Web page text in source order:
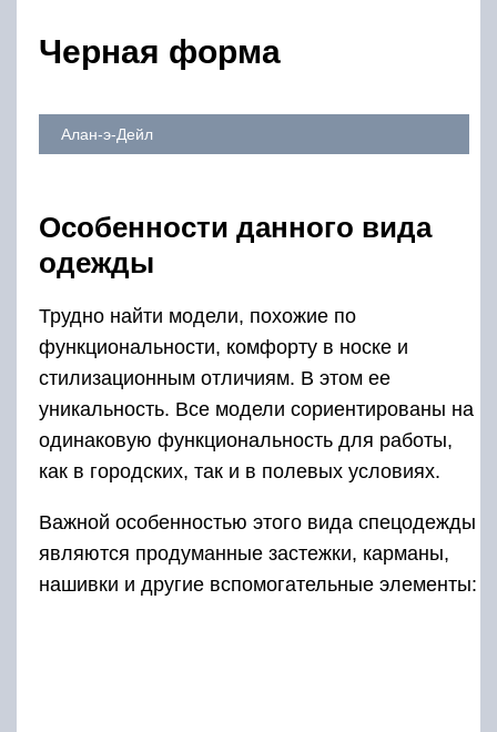
Черная форма
Алан-э-Дейл
Особенности данного вида
одежды
Трудно найти модели, похожие по
функциональности, комфорту в носке и
стилизационным отличиям. В этом ее
уникальность. Все модели сориентированы на
одинаковую функциональность для работы,
как в городских, так и в полевых условиях.
Важной особенностью этого вида спецодежды
являются продуманные застежки, карманы,
нашивки и другие вспомогательные элементы: